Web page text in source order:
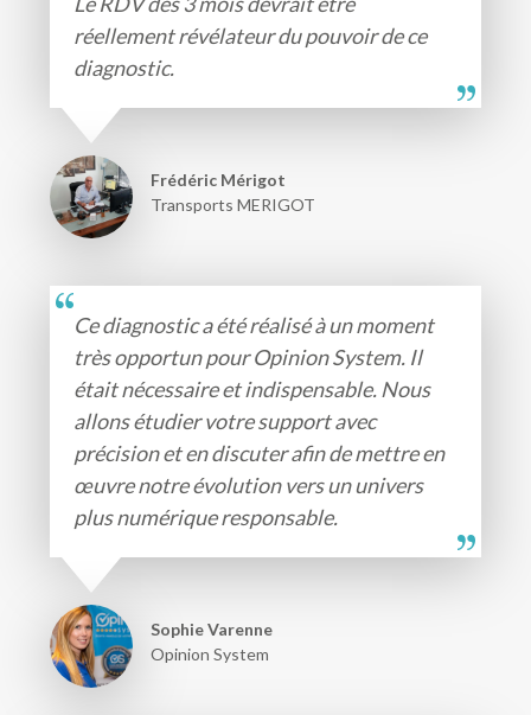
réellement révélateur du pouvoir de ce
diagnostic.
Frédéric Mérigot
Transports MERIGOT
Ce diagnostic a été réalisé à un moment
très opportun pour Opinion System. Il
était nécessaire et indispensable. Nous
allons étudier votre support avec
précision et en discuter afin de mettre en
œuvre notre évolution vers un univers
plus numérique responsable.
Sophie Varenne
Opinion System